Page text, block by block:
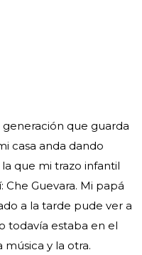
que guarda
casa anda dando
que mi trazo infantil
Guevara. Mi papá
a la tarde pude ver a
todavía estaba en el
y la otra.